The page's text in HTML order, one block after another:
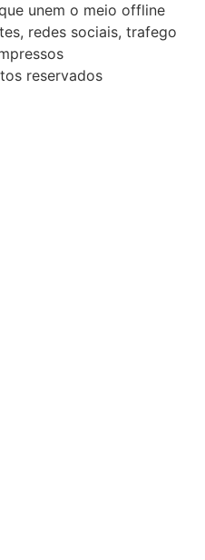
unem o meio offline
redes sociais, trafego
reservados